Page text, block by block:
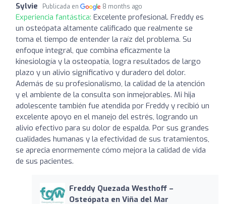
Sylvie Publicada en 8 months ago
Experiencia fantástica: Excelente profesional. Freddy es
un osteópata altamente calificado que realmente se
toma el tiempo de entender la raíz del problema. Su
enfoque integral, que combina eficazmente la
kinesiología y la osteopatía, logra resultados de largo
plazo y un alivio significativo y duradero del dolor.
Además de su profesionalismo, la calidad de la atención
y el ambiente de la consulta son inmejorables. Mi hija
adolescente también fue atendida por Freddy y recibió un
excelente apoyo en el manejo del estrés, logrando un
alivio efectivo para su dolor de espalda. Por sus grandes
cualidades humanas y la efectividad de sus tratamientos,
se aprecia enormemente cómo mejora la calidad de vida
de sus pacientes.
Freddy Quezada Westhoff –
Osteópata en Viña del Mar